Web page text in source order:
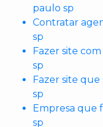
paulo sp
Contratar
sp
Fazer site
sp
Fazer site
sp
Empresa que
sp